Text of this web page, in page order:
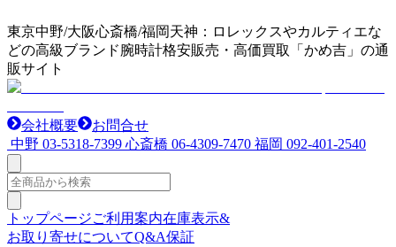
東京中野/大阪心斎橋/福岡天神：ロレックスやカルティエな
どの高級ブランド腕時計格安販売・高価買取「かめ吉」の通
販サイト
会社概要
お問合せ
中野 03-5318-7399 心斎橋 06-4309-7470 福岡 092-401-2540
トップページご利用案内在庫表示&
お取り寄せについてQ&A保証